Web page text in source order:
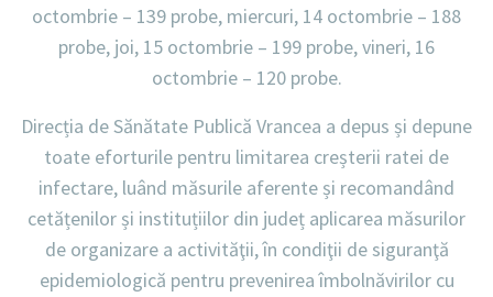
octombrie – 139 probe, miercuri, 14 octombrie – 188
probe, joi, 15 octombrie – 199 probe, vineri, 16
octombrie – 120 probe.
Direcția de Sănătate Publică Vrancea a depus și depune
toate eforturile pentru limitarea creșterii ratei de
infectare, luând măsurile aferente și recomandând
cetățenilor și instituțiilor din județ aplicarea măsurilor
de organizare a activităţii, în condiţii de siguranţă
epidemiologică pentru prevenirea îmbolnăvirilor cu